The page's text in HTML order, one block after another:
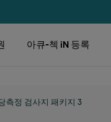
아큐-첵 iN 등록
측정 검사지 패키지 3